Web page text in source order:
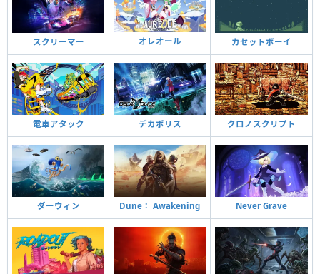
スクリーマー オレオール カセットボーイ
電車アタック デカポリス クロノスクリプト
ダーウィン Dune： Awakening Never Grave